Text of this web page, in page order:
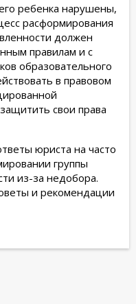
ребенка нарушены,
расформирования
должен
правилам и с
образовательного
в правовом
свои права
юриста на часто
группы
из-за недобора.
и рекомендации